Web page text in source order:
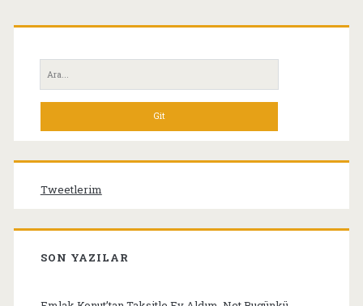
Bir
Sigara
Verin”)
Birincil
Yan
Menü
Ara:
Tweetlerim
SON YAZILAR